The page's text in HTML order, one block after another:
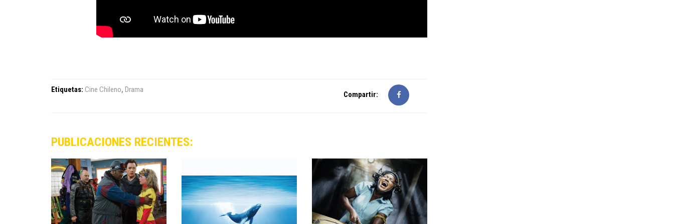
Etiquetas: Cine Chileno, Drama
Compartir:
PUBLICACIONES RECIENTES: